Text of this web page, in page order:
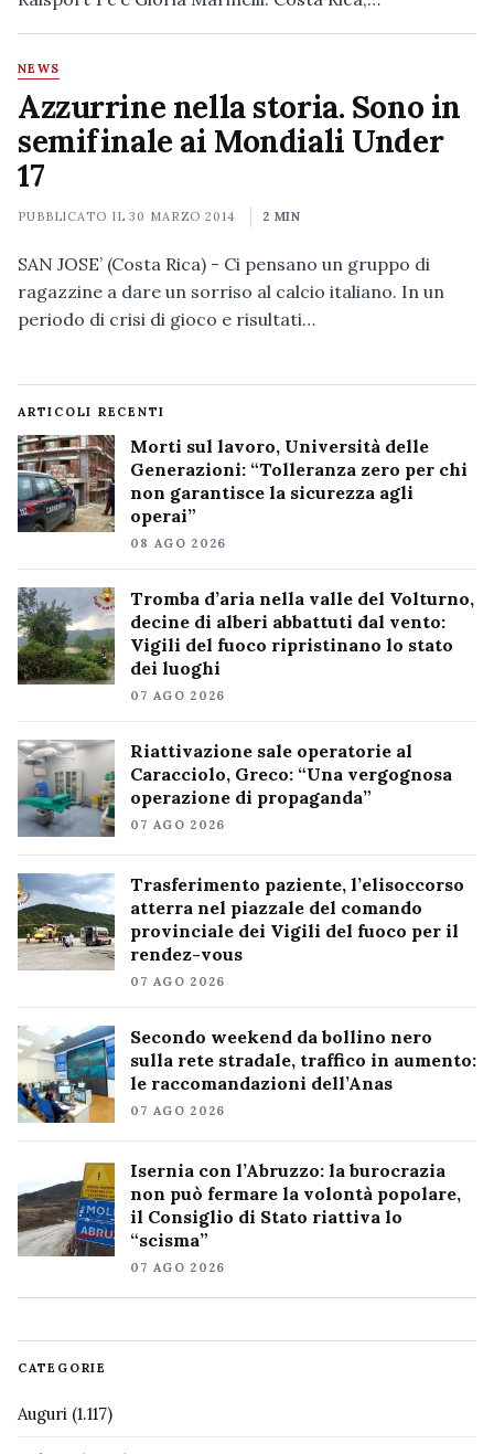
NEWS
Azzurrine nella storia. Sono in
semifinale ai Mondiali Under
17
PUBBLICATO IL30 MARZO 2014 2 MIN
SAN JOSE’ (Costa Rica) - Ci pensano un gruppo di
ragazzine a dare un sorriso al calcio italiano. In un
periodo di crisi di gioco e risultati…
ARTICOLI RECENTI
Morti sul lavoro, Università delle
Generazioni: “Tolleranza zero per chi
non garantisce la sicurezza agli
operai”
08 AGO 2026
Tromba d’aria nella valle del Volturno,
decine di alberi abbattuti dal vento:
Vigili del fuoco ripristinano lo stato
dei luoghi
07 AGO 2026
Riattivazione sale operatorie al
Caracciolo, Greco: “Una vergognosa
operazione di propaganda”
07 AGO 2026
Trasferimento paziente, l’elisoccorso
atterra nel piazzale del comando
provinciale dei Vigili del fuoco per il
rendez-vous
07 AGO 2026
Secondo weekend da bollino nero
sulla rete stradale, traffico in aumento:
le raccomandazioni dell’Anas
07 AGO 2026
Isernia con l’Abruzzo: la burocrazia
non può fermare la volontà popolare,
il Consiglio di Stato riattiva lo
“scisma”
07 AGO 2026
CATEGORIE
Auguri (1.117)